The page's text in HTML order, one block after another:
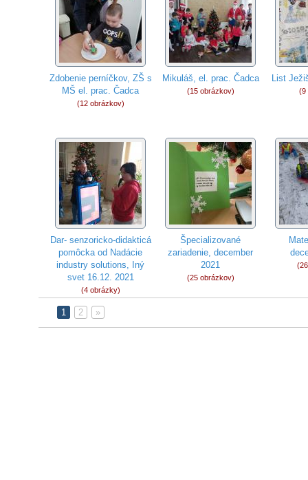
Zdobenie perníčkov, ZŠ s
MŠ el. prac. Čadca
(12 obrázkov)
Mikuláš, el. prac. Čadca
(15 obrázkov)
List
(9
Dar- senzoricko-didakticá
pomôcka od Nadácie
industry solutions, Iný
svet 16.12. 2021
(4 obrázky)
Špecializované
zariadenie, december
2021
(25 obrázkov)
1 2 »